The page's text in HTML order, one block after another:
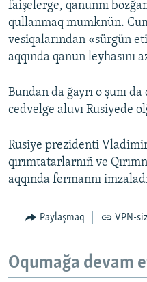
faişelerge, qanunnı
qullanmaq mumknün.
vesiqalarından «sürgün
aqqında qanun leyhasını
Bundan da ğayrı o şunı
cedvelge aluvı Rusiyede
Rusiye prezidenti
qırımtatarlarnıñ ve
aqqında fermannı
Paylaşmaq VPN-
Oqumağa devam